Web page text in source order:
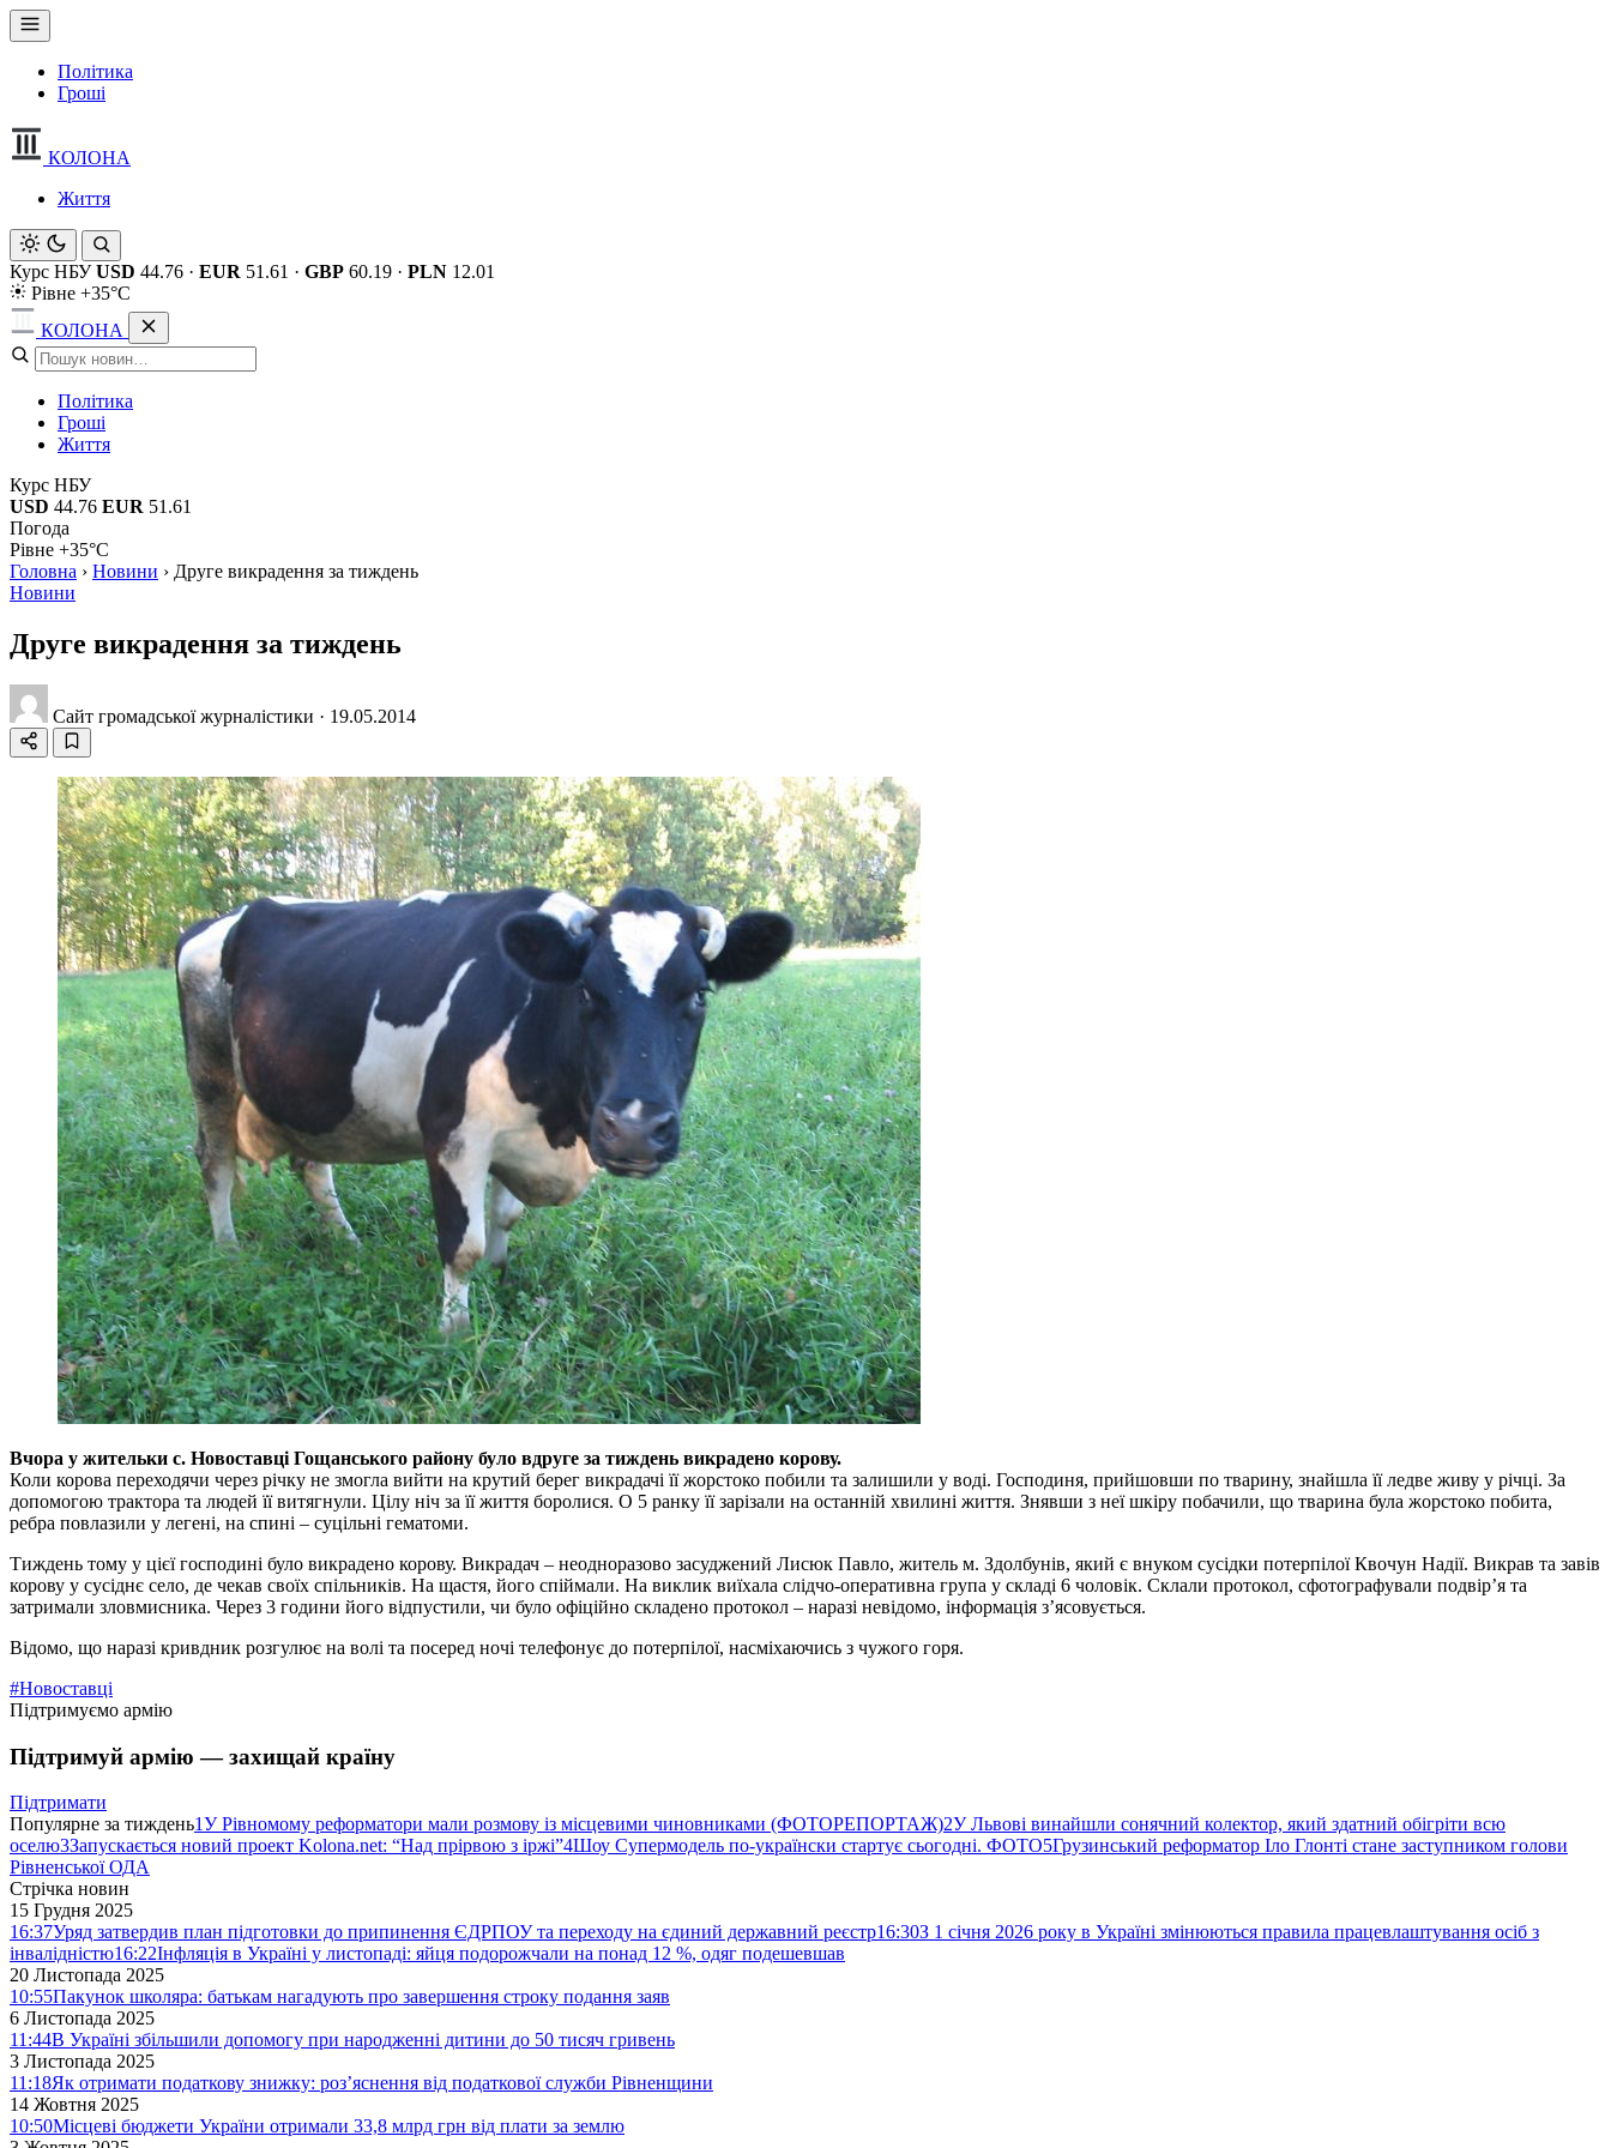
Політика
Гроші
КОЛОНА
Життя
Курс НБУ USD 44.76 · EUR 51.61 · GBP 60.19 · PLN 12.01
Рівне +35°C
КОЛОНА
Політика
Гроші
Життя
Курс НБУ
USD 44.76 EUR 51.61
Погода
Рівне +35°C
Головна › Новини › Друге викрадення за тиждень
Новини
Друге викрадення за тиждень
Сайт громадської журналістики · 19.05.2014
Вчора у жительки с. Новоставці Гощанського району було вдруге за тиждень викрадено корову.
Коли корова переходячи через річку не змогла вийти на крутий берег викрадачі її жорстоко побили та залишили у воді. Господиня, прийшовши по тварину, знайшла її ледве живу у річці. За
допомогою трактора та людей її витягнули. Цілу ніч за її життя боролися. О 5 ранку її зарізали на останній хвилині життя. Знявши з неї шкіру побачили, що тварина була жорстоко побита,
ребра повлазили у легені, на спині – суцільні гематоми.
Тиждень тому у цієї господині було викрадено корову. Викрадач – неодноразово засуджений Лисюк Павло, житель м. Здолбунів, який є внуком сусідки потерпілої Квочун Надії. Викрав та завів
корову у сусіднє село, де чекав своїх спільників. На щастя, його спіймали. На виклик виїхала слідчо-оперативна група у складі 6 чоловік. Склали протокол, сфотографували подвір’я та
затримали зловмисника. Через 3 години його відпустили, чи було офіційно складено протокол – наразі невідомо, інформація з’ясовується.
Відомо, що наразі кривдник розгулює на волі та посеред ночі телефонує до потерпілої, насміхаючись з чужого горя.
#Новоставці
Підтримуємо армію
Підтримуй армію — захищай країну
Підтримати
Популярне за тиждень1У Рівномому реформатори мали розмову із місцевими чиновниками (ФОТОРЕПОРТАЖ)2У Львові винайшли сонячний колектор, який здатний обігріти всю
оселю3Запускається новий проект Kolona.net: “Над прірвою з іржі”4Шоу Супермодель по-українски стартує сьогодні. ФОТО5Грузинський реформатор Іло Глонті стане заступником голови
Рівненської ОДА
Стрічка новин
15 Грудня 2025
16:37Уряд затвердив план підготовки до припинення ЄДРПОУ та переходу на єдиний державний реєстр16:30З 1 січня 2026 року в Україні змінюються правила працевлаштування осіб з
інвалідністю16:22Інфляція в Україні у листопаді: яйця подорожчали на понад 12 %, одяг подешевшав
20 Листопада 2025
10:55Пакунок школяра: батькам нагадують про завершення строку подання заяв
6 Листопада 2025
11:44В Україні збільшили допомогу при народженні дитини до 50 тисяч гривень
3 Листопада 2025
11:18Як отримати податкову знижку: роз’яснення від податкової служби Рівненщини
14 Жовтня 2025
10:50Місцеві бюджети України отримали 33,8 млрд грн від плати за землю